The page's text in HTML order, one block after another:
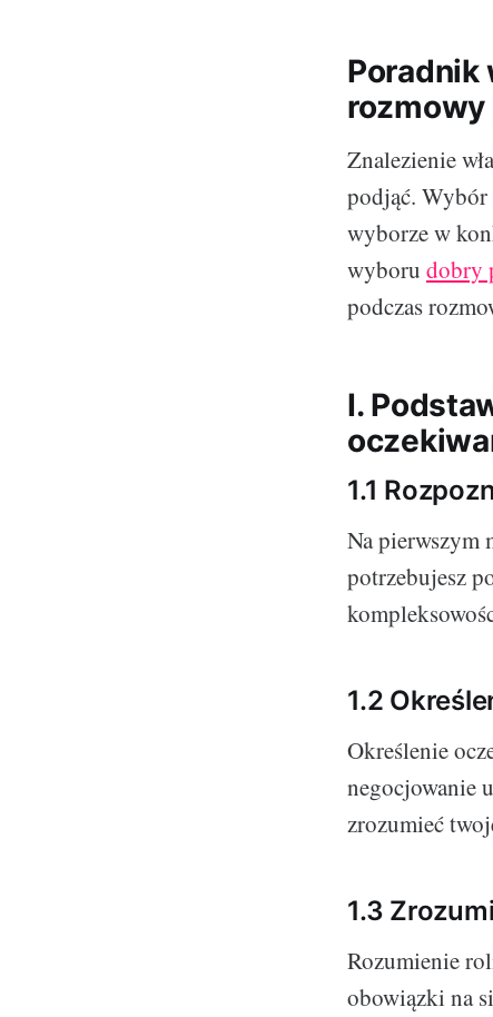
Poradnik
Znalezienie
podjąć. Wybór
wyborze w
wyboru dobry
podczas
I.
1.1
Na pierwszym
potrzebujesz
1.2
Określenie
negocjowanie
zrozumieć
1.3
Rozumienie
obowiązki na